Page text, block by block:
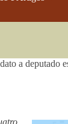
a deputado